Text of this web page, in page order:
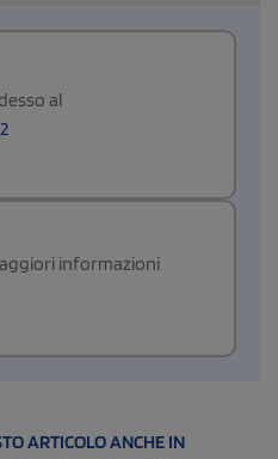
al
informazioni
ARTICOLO ANCHE IN